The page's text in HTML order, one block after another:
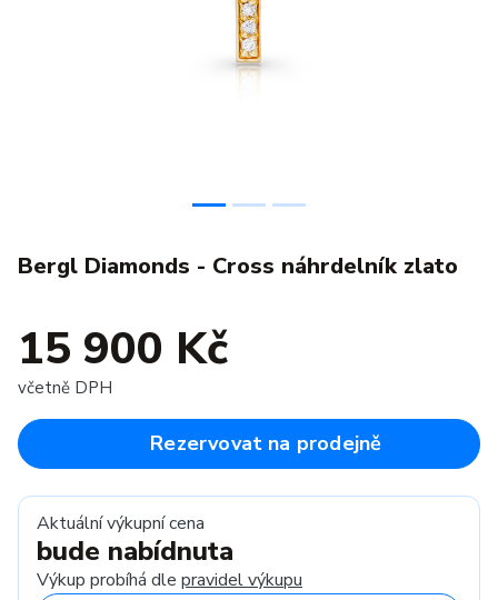
Bergl Diamonds - Cross náhrdelník zlato
15 900 Kč
včetně DPH
Rezervovat na prodejně
Aktuální výkupní cena
bude nabídnuta
Výkup probíhá dle pravidel výkupu